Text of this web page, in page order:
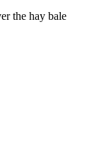
the hay bale